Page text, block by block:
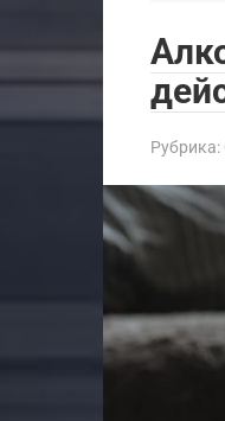
Рубрика: